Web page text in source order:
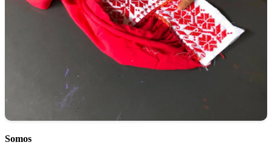
Somos